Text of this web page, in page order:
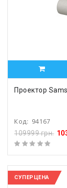
Проектор
Код: 94167
109999 грн.
СУПЕРЦЕНА